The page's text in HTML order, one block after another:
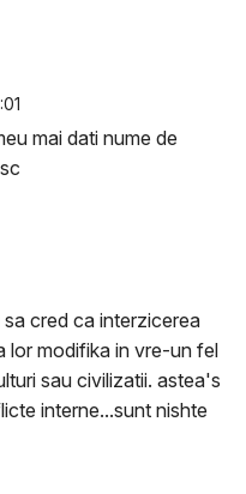
mai dati nume de
cred ca interzicerea
lor modifika in vre-un fel
sau civilizatii. astea's
interne...sunt nishte